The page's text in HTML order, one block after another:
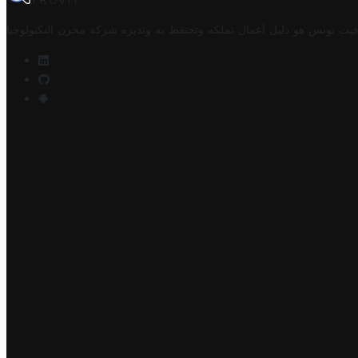
تونس هو دليل أعمال تملكه وتحتفظ به وتديره شركة مخزن التكنولوجيا